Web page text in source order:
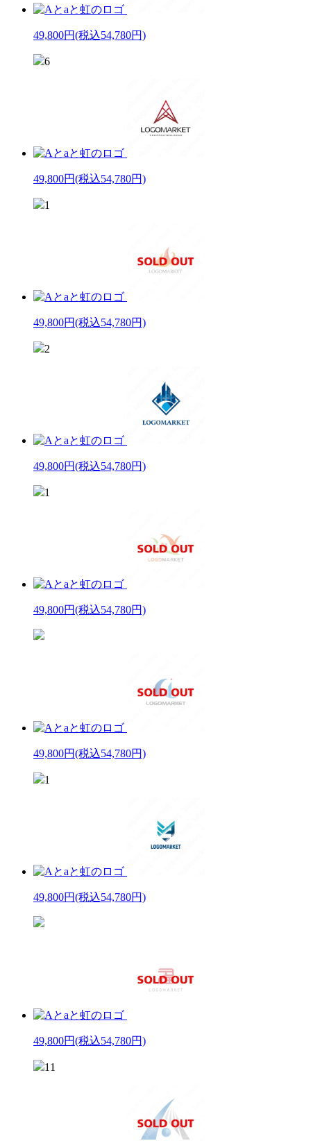
49,800円(税込54,780円)
6
49,800円(税込54,780円)
1
49,800円(税込54,780円)
2
49,800円(税込54,780円)
1
49,800円(税込54,780円)
49,800円(税込54,780円)
1
49,800円(税込54,780円)
49,800円(税込54,780円)
11